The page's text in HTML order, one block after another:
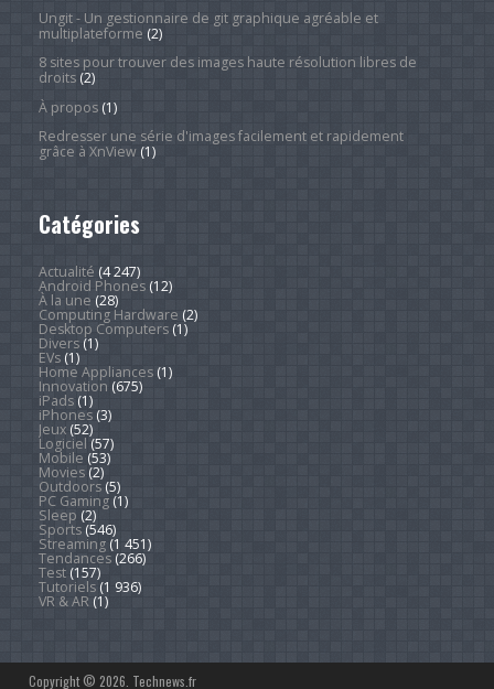
Ungit - Un gestionnaire de git graphique agréable et
multiplateforme (2)
8 sites pour trouver des images haute résolution libres de
droits(2)
À propos(1)
Redresser une série d'images facilement et rapidement
grâce à XnView(1)
Catégories
Actualité (4 247)
Android Phones(12)
À la une (28)
Computing Hardware (2)
Desktop Computers(1)
Divers(1)
EVs(1)
Home Appliances(1)
Innovation (675)
iPads(1)
iPhones(3)
Jeux(52)
Logiciel (57)
Mobile (53)
Movies(2)
Outdoors(5)
PC Gaming(1)
Sleep (2)
Sports(546)
Streaming(1 451)
Tendances(266)
Test(157)
Tutoriels(1 936)
VR & AR(1)
Copyright © 2026. Technews.fr